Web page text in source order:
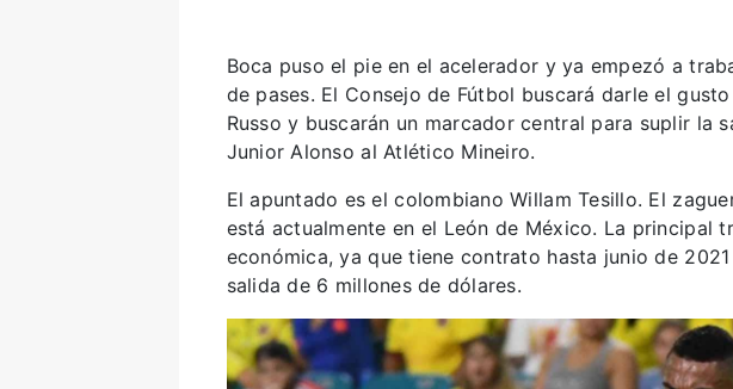
Boca puso el pie en el acelerador y ya empezó a
de pases. El Consejo de Fútbol buscará darle el
Russo y buscarán un marcador central para suplir la
Junior Alonso al Atlético Mineiro.
El apuntado es el colombiano Willam Tesillo. El
está actualmente en el León de México. La principal
económica, ya que tiene contrato hasta junio de
salida de 6 millones de dólares.